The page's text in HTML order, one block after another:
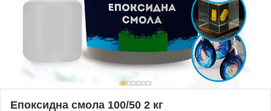
Епоксидна смола 100/50 2 кг